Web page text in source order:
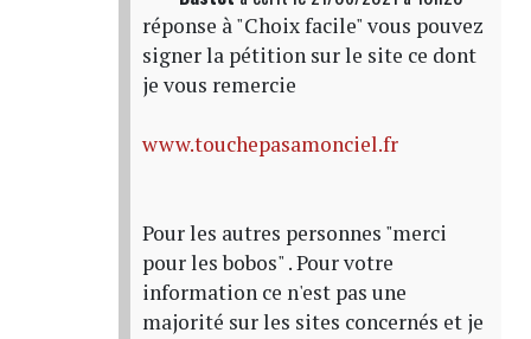
réponse à "Choix facile" vous pouvez
signer la pétition sur le site ce dont
je vous remercie
www.touchepasamonciel.fr
Pour les autres personnes "merci
pour les bobos" . Pour votre
information ce n'est pas une
majorité sur les sites concernés et je